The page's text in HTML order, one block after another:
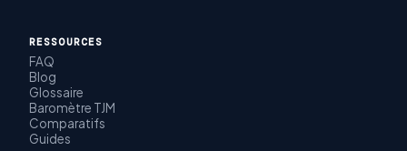
RESSOURCES
FAQ
Blog
Glossaire
Baromètre TJM
Comparatifs
Guides